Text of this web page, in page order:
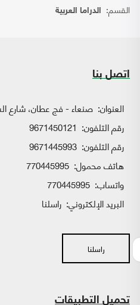
القسم: الدراما العربية
اتصل بنا
العنوان: صنعاء - فج عطان، شارع
رقم التلفون: 9671450121
رقم التلفون: 9671445993
هاتف محمول: 770445995
واتساب:
البريد الإلكتروني: راسلنا
راسلنا
تحميل التطبيقات